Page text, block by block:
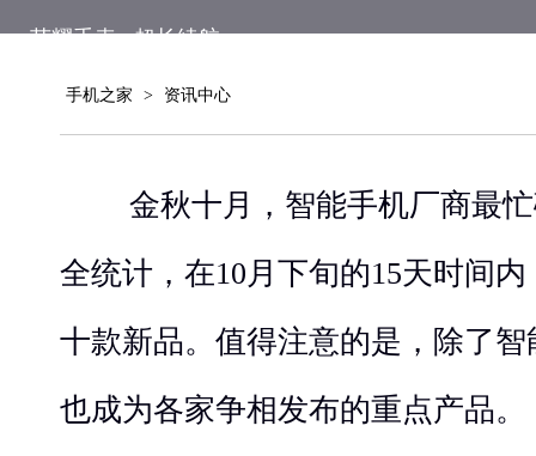
荣耀手表 超长续航
手机之家 > 资讯中心
金秋十月，智能手机厂商最
全统计，在10月下旬的15天时间
十款新品。值得注意的是，除了
也成为各家争相发布的重点产品。